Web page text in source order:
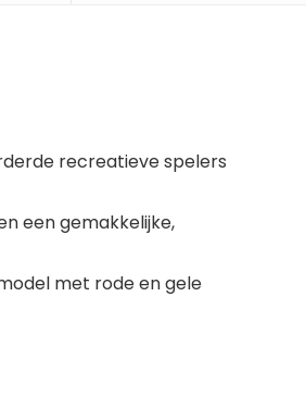
recreatieve spelers
een gemakkelijke,
met rode en gele